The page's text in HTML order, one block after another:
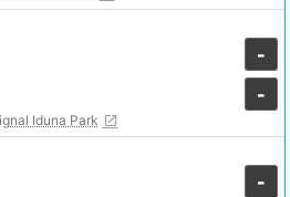
-
-
Iduna Park
-